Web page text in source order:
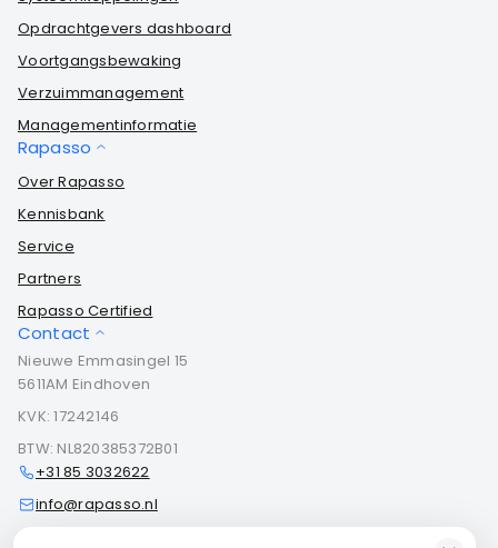
Opdrachtgevers dashboard
Voortgangsbewaking
Verzuimmanagement
Managementinformatie
Rapasso
Over Rapasso
Kennisbank
Service
Partners
Rapasso Certified
Contact
Nieuwe Emmasingel 15
5611AM Eindhoven
KVK: 17242146
BTW: NL820385372B01
+31 85 3032622
info@rapasso.nl